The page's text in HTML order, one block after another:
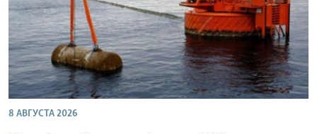
8 АВГУСТА 2026